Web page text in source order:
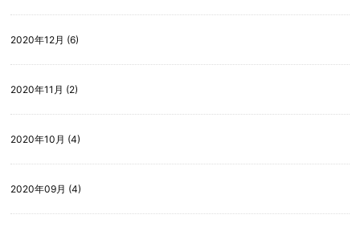
2020年12月 (6)
2020年11月 (2)
2020年10月 (4)
2020年09月 (4)